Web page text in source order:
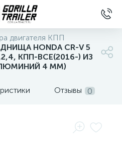
двигателя КПП
HONDA CR-V 5
КПП-ВСЕ(2016-) ИЗ
4 ММ)
Отзывы 0